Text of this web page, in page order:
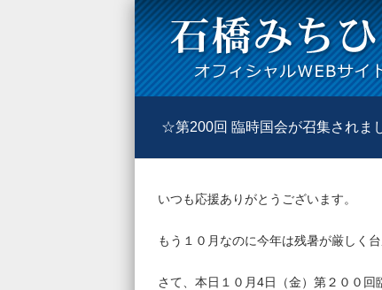
☆第200回 臨時国会が召集されま
いつも応援ありがとうございます。
もう１０月なのに今年は残暑が厳しく
さて、本日１０月4日（金）第２００回